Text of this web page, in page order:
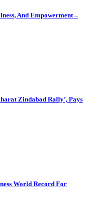
And Empowerment –
Zindabad Rally’, Pays
World Record For